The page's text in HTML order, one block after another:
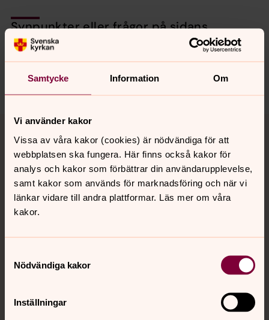
Samtycke Information Om
Vi använder kakor
Vissa av våra kakor (cookies) är nödvändiga för att
webbplatsen ska fungera. Här finns också kakor för
analys och kakor som förbättrar din användarupplevelse,
samt kakor som används för marknadsföring och när vi
länkar vidare till andra plattformar. Läs mer om våra
kakor.
Nödvändiga kakor
Inställningar
Synpunkter eller frågor på sidans
innehåll?
nora.tarnsjo.forsamling@svenskakyrkan.se
Dela
Tillbaka till toppen
Tillbaka till innehållet
Kontakt
Hitta snabbt